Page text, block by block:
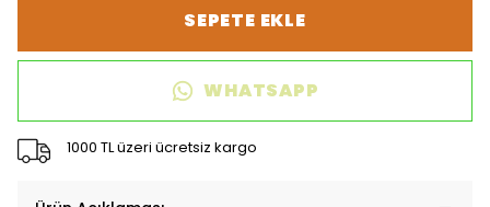
SEPETE EKLE
WHATSAPP
1000 TL üzeri ücretsiz kargo